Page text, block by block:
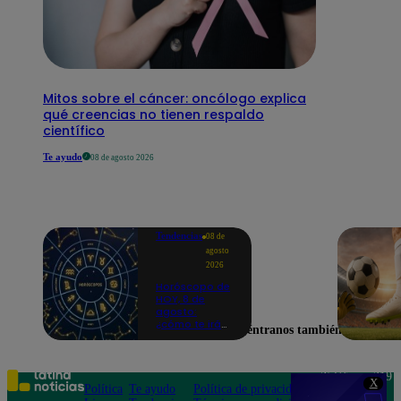
X
Mitos sobre el cáncer: oncólogo explica
qué creencias no tienen respaldo
científico
Te ayudo 08 de agosto 2026
Tendencias 08 de
agosto
2026
Horóscopo de
HOY, 8 de
agosto:
¿cómo te iráEncuéntranos también en
Política Te ayudo
Política de privacidad
Teléfono: 219